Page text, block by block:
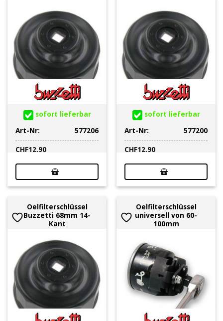
sofort lieferbar
Art-Nr:
577206
CHF12.90
sofort lieferbar
Art-Nr:
577200
CHF12.90
Oelfilterschlüssel
Buzzetti 68mm 14-
Kant
Oelfilterschlüssel
universell von 60-
100mm